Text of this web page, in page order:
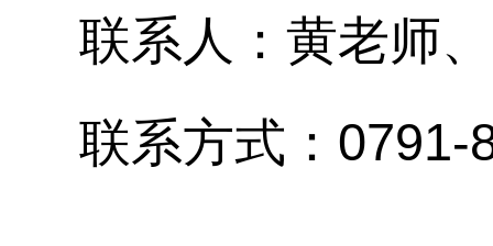
联系人：黄老师
联系方式： 0791-